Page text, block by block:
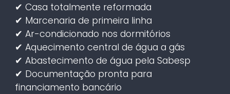
✔ Casa totalmente reformada
✔ Marcenaria de primeira linha
✔ Ar-condicionado nos dormitórios
✔ Aquecimento central de água a gás
✔ Abastecimento de água pela Sabesp
✔ Documentação pronta para
financiamento bancário